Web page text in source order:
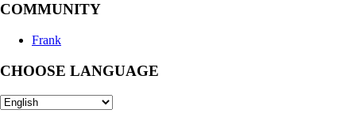
COMMUNITY
Frank
CHOOSE LANGUAGE